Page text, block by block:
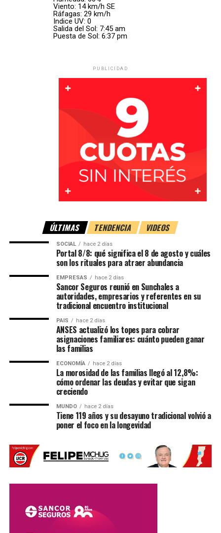
Con información de Rafaela Noticias
Las autoridades investigan las causas que originaron el
Viento: 14 km/h SE
Ráfagas: 29 km/h
Indice UV: 0
Salida del Sol: 7:45 am
Puesta de Sol: 6:37 pm
PUBLICIDAD
ÚLTIMAS TENDENCIA VIDEOS
SOCIAL hace 2 días
Portal 8/8: qué significa el 8 de agosto y cuáles
son los rituales para atraer abundancia
EMPRESAS hace 2 días
Sancor Seguros reunió en Sunchales a
autoridades, empresarios y referentes en su
tradicional encuentro institucional
PAIS hace 2 días
ANSES actualizó los topes para cobrar
asignaciones familiares: cuánto pueden ganar
las familias
ECONOMÍA hace 2 días
La morosidad de las familias llegó al 12,8%:
cómo ordenar las deudas y evitar que sigan
creciendo
MUNDO hace 2 días
Tiene 119 años y su desayuno tradicional volvió a
poner el foco en la longevidad